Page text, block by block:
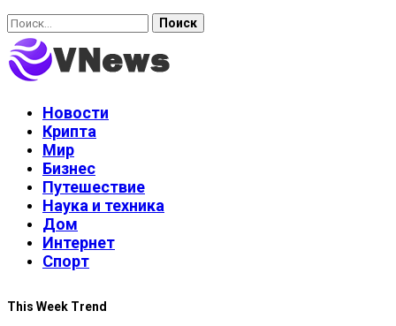
Найти:
Новости
Крипта
Мир
Бизнес
Путешествие
Наука и техника
Дом
Интернет
Спорт
This Week Trend